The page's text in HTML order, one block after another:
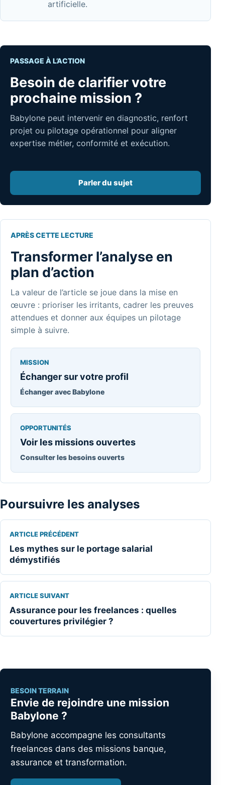
artificielle.
PASSAGE À L’ACTION
Besoin de clarifier votre
prochaine mission ?
Babylone peut intervenir en diagnostic, renfort
projet ou pilotage opérationnel pour aligner
expertise métier, conformité et exécution.
Parler du sujet
APRÈS CETTE LECTURE
Transformer l’analyse en
plan d’action
La valeur de l’article se joue dans la mise en
œuvre : prioriser les irritants, cadrer les preuves
attendues et donner aux équipes un pilotage
simple à suivre.
MISSION
Échanger sur votre profil
Échanger avec Babylone
OPPORTUNITÉS
Voir les missions ouvertes
Consulter les besoins ouverts
Poursuivre les analyses
ARTICLE PRÉCÉDENT
Les mythes sur le portage salarial
démystifiés
ARTICLE SUIVANT
Assurance pour les freelances : quelles
couvertures privilégier ?
BESOIN TERRAIN
Envie de rejoindre une mission
Babylone ?
Babylone accompagne les consultants
freelances dans des missions banque,
assurance et transformation.